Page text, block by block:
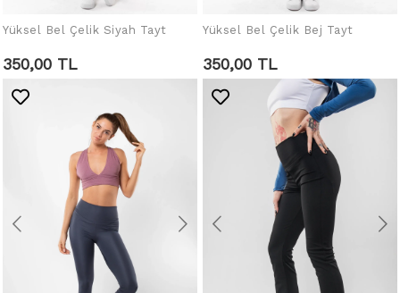
SEPETE EKLE
Yüksel Bel Çelik Siyah Tayt
350,00 TL
SEPETE EKLE
Yüksel Bel Çelik Bej Tayt
350,00 TL